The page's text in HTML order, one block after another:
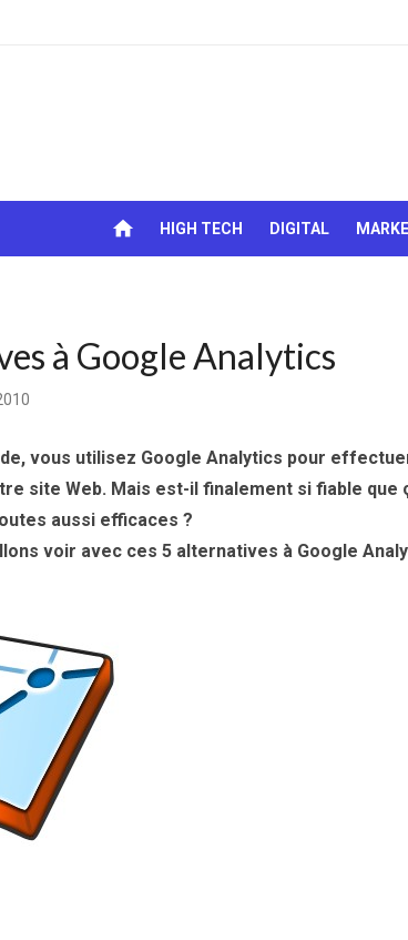
home HIGH TECH DIGITAL
à Google Analytics
vous utilisez Google Analytics pour
site Web. Mais est-il finalement si fiable que
aussi efficaces ?
voir avec ces 5 alternatives à Google